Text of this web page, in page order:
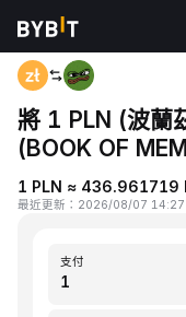
首頁 PLN to BOME
將 1 PLN (波蘭
(BOOK OF
1 PLN ≈ 436.961719
最近更新 ： 2026/08/07 14:27
支付